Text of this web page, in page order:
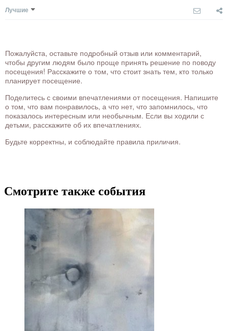
Лучшие
Пожалуйста, оставьте подробный отзыв или комментарий,
чтобы другим людям было проще принять решение по поводу
посещения! Расскажите о том, что стоит знать тем, кто только
планирует посещение.
Поделитесь с своими впечатлениями от посещения. Напишите
о том, что вам понравилось, а что нет, что запомнилось, что
показалось интересным или необычным. Если вы ходили с
детьми, расскажите об их впечатлениях.
Будьте корректны, и соблюдайте правила приличия.
Смотрите также события